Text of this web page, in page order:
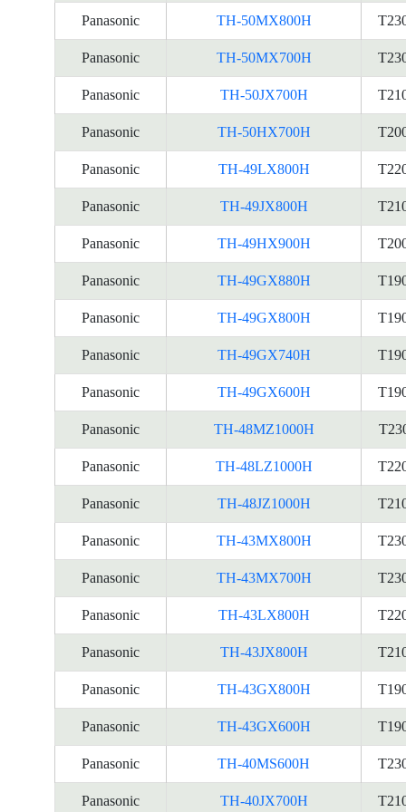
Panasonic TH-50MX800H
Panasonic TH-50MX700H
Panasonic TH-50JX700H
Panasonic TH-50HX700H
Panasonic TH-49LX800H
Panasonic TH-49JX800H
Panasonic TH-49HX900H
Panasonic TH-49GX880H
Panasonic TH-49GX800H
Panasonic TH-49GX740H
Panasonic TH-49GX600H
Panasonic TH-48MZ1000H
Panasonic TH-48LZ1000H
Panasonic TH-48JZ1000H
Panasonic TH-43MX800H
Panasonic TH-43MX700H
Panasonic TH-43LX800H
Panasonic TH-43JX800H
Panasonic TH-43GX800H
Panasonic TH-43GX600H
Panasonic TH-40MS600H
Panasonic TH-40JX700H